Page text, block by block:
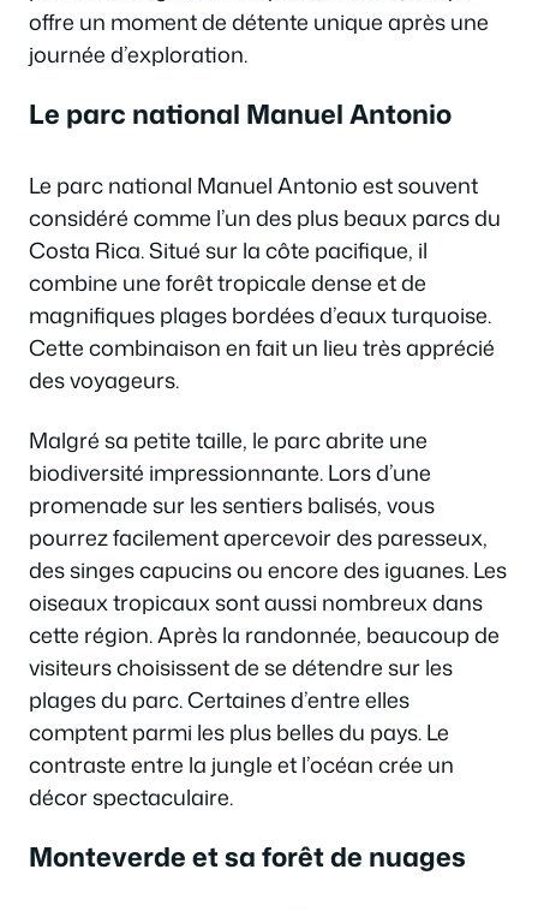
offre un moment de détente unique après une
journée d’exploration.
Le parc national Manuel Antonio
Le parc national Manuel Antonio est souvent
considéré comme l’un des plus beaux parcs du
Costa Rica. Situé sur la côte pacifique, il
combine une forêt tropicale dense et de
magnifiques plages bordées d’eaux turquoise.
Cette combinaison en fait un lieu très apprécié
des voyageurs.
Malgré sa petite taille, le parc abrite une
biodiversité impressionnante. Lors d’une
promenade sur les sentiers balisés, vous
pourrez facilement apercevoir des paresseux,
des singes capucins ou encore des iguanes. Les
oiseaux tropicaux sont aussi nombreux dans
cette région. Après la randonnée, beaucoup de
visiteurs choisissent de se détendre sur les
plages du parc. Certaines d’entre elles
comptent parmi les plus belles du pays. Le
contraste entre la jungle et l’océan crée un
décor spectaculaire.
Monteverde et sa forêt de nuages